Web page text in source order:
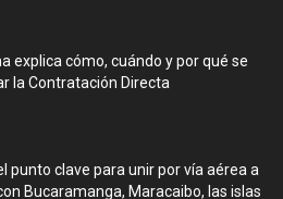
explica cómo, cuándo y por qué se
la Contratación Directa
punto clave para unir por vía aérea a
Bucaramanga, Maracaibo, las islas